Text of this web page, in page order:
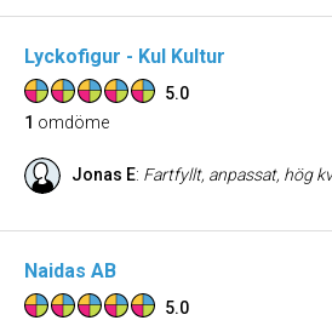
Lyckofigur - Kul Kultur
5.0
1 omdöme
Jonas E: Fartfyllt, anpassat, hög
Naidas AB
5.0